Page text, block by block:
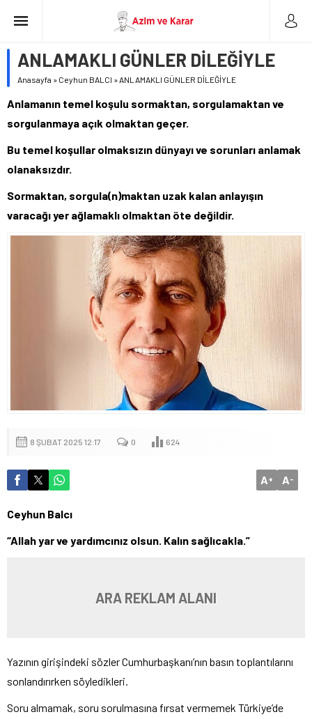
ANLAMAKLI GÜNLER DİLEĞİYLE
Anasayfa » Ceyhun BALCI »ANLAMAKLI GÜNLER DİLEĞİYLE
Anlamanın temel koşulu sormaktan, sorgulamaktan ve
sorgulanmaya açık olmaktan geçer.
Bu temel koşullar olmaksızın dünyayı ve sorunları anlamak
olanaksızdır.
Sormaktan, sorgula(n)maktan uzak kalan anlayışın
varacağı yer ağlamaklı olmaktan öte değildir.
8 ŞUBAT 2025 12:17 0 624
A+ A-
Ceyhun Balcı
“Allah yar ve yardımcınız olsun. Kalın sağlıcakla.”
ARA REKLAM ALANI
Yazının girişindeki sözler Cumhurbaşkanı’nın basın toplantılarını
sonlandırırken söyledikleri.
Soru almamak, soru sorulmasına fırsat vermemek Türkiye’de